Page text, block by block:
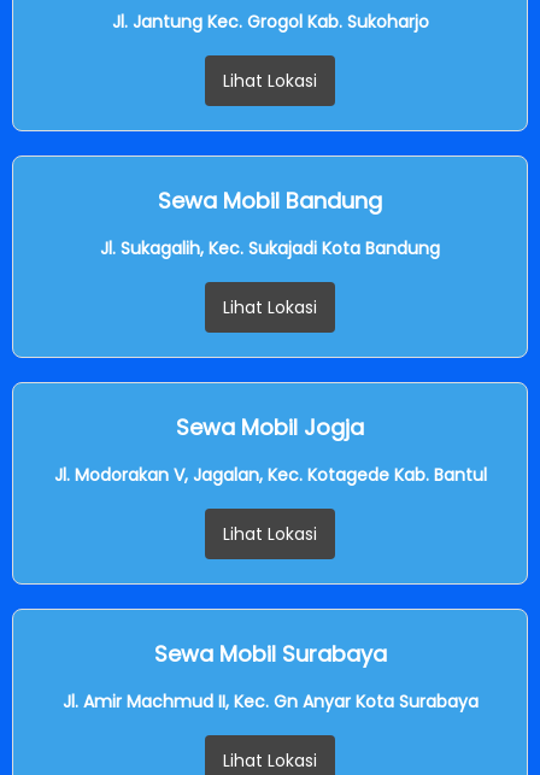
Jl. Jantung Kec. Grogol Kab. Sukoharjo
Lihat Lokasi
Sewa Mobil Bandung
Jl. Sukagalih, Kec. Sukajadi Kota Bandung
Lihat Lokasi
Sewa Mobil Jogja
Jl. Modorakan V, Jagalan, Kec. Kotagede Kab. Bantul
Lihat Lokasi
Sewa Mobil Surabaya
Jl. Amir Machmud II, Kec. Gn Anyar Kota Surabaya
Lihat Lokasi